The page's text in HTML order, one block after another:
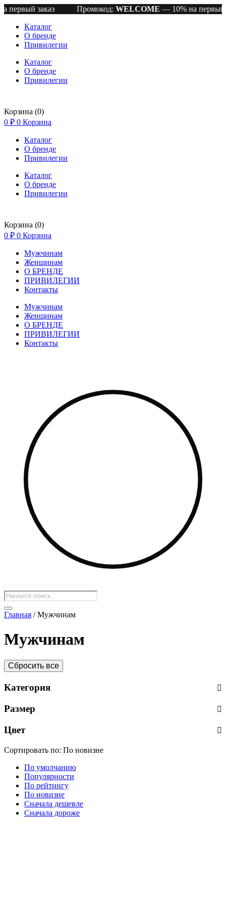
заказ Промокод:WELCOME— 10% на первый заказ
Каталог
О бренде
Привилегии
Каталог
О бренде
Привилегии
Корзина (0)
0 ₽ 0 Корзина
Каталог
О бренде
Привилегии
Каталог
О бренде
Привилегии
Корзина (0)
0 ₽ 0 Корзина
Мужчинам
Женщинам
О БРЕНДЕ
ПРИВИЛЕГИИ
Контакты
Мужчинам
Женщинам
О БРЕНДЕ
ПРИВИЛЕГИИ
Контакты
Поиск
товаров
Главная / Мужчинам
Мужчинам
Сбросить все
Категория
Размер
Цвет
Сортировать по: По новизне
По умолчанию
Популярности
По рейтингу
По новизне
Сначала дешевле
Сначала дороже